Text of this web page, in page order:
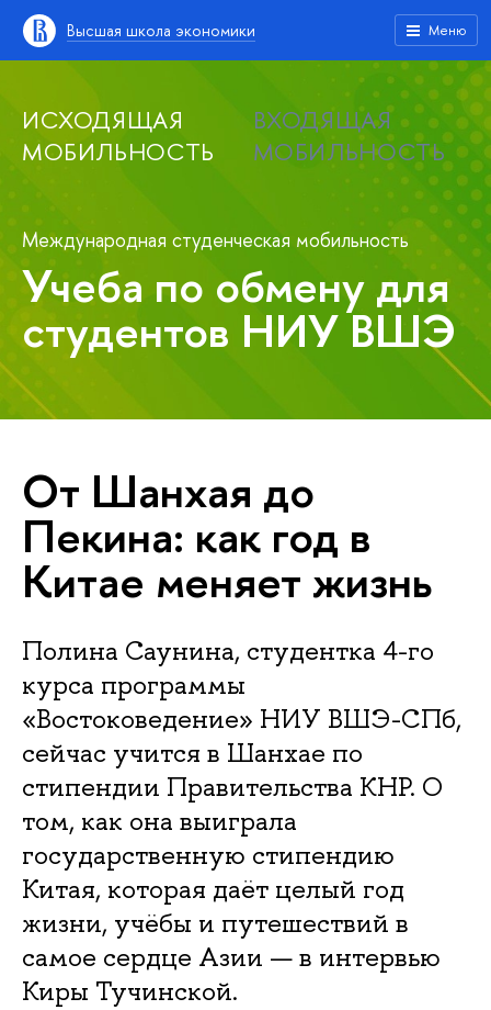
Высшая школа экономики Меню
ИСХОДЯЩАЯ
МОБИЛЬНОСТЬ
ВХОДЯЩАЯ
МОБИЛЬНОСТЬ
Международная студенческая мобильность
Учеба по обмену для
студентов НИУ ВШЭ
От Шанхая до
Пекина: как год в
Китае меняет жизнь
Полина Саунина, студентка 4-го
курса программы
«Востоковедение» НИУ ВШЭ-СПб,
сейчас учится в Шанхае по
стипендии Правительства КНР. О
том, как она выиграла
государственную стипендию
Китая, которая даёт целый год
жизни, учёбы и путешествий в
самое сердце Азии — в интервью
Киры Тучинской.